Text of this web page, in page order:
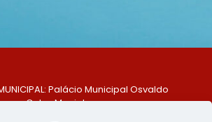
MUNICIPAL: Palácio Municipal Osvaldo
Celso Maciel